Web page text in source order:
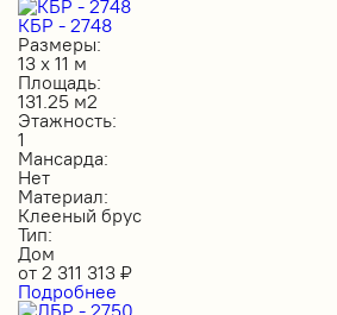
КБР - 2748
Размеры:
13 х 11 м
Площадь:
131.25 м2
Этажность:
1
Мансарда:
Нет
Материал:
Клееный брус
Тип:
Дом
от 2 311 313 ₽
Подробнее